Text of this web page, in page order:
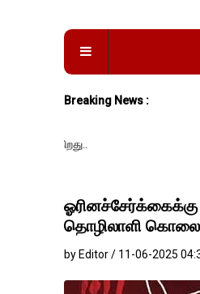
Breaking News :
தொழிலாளி கொலை
by Editor / 11-06-2025